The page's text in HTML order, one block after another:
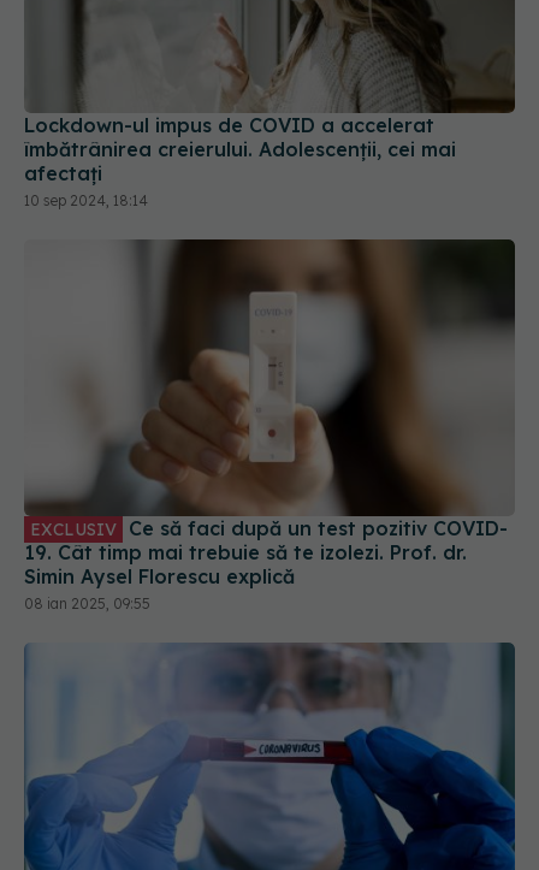
Lockdown-ul impus de COVID a accelerat
îmbătrânirea creierului. Adolescenții, cei mai
afectați
10 sep 2024, 18:14
EXCLUSIV
19. Cât timp mai trebuie să te izolezi. Prof. dr.
Simin Aysel Florescu explică
08 ian 2025, 09:55